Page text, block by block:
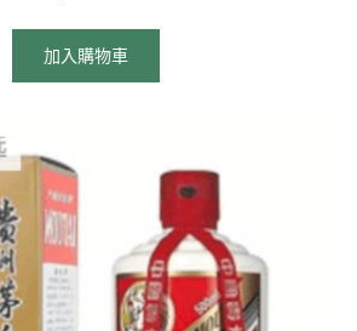
加入購物車